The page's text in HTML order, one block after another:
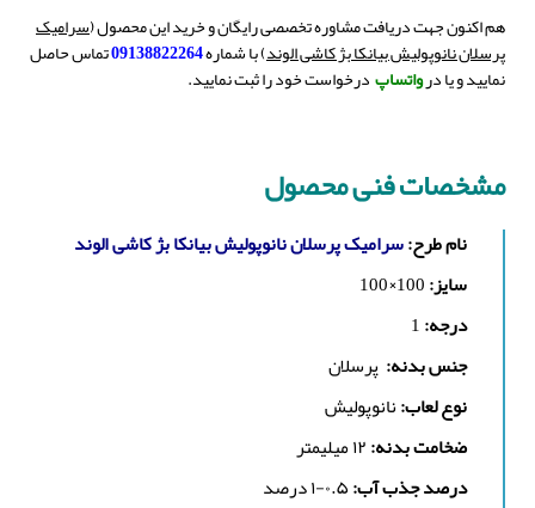
هم اکنون جهت دریافت مشاوره تخصصی رایگان و خرید این محصول (سرامیک
پرسلان نانوپولیش بیانکا بژ کاشی الوند) با شماره09138822264تماس حاصل
نمایید و یا درواتساپدرخواست خود را ثبت نمایید.
مشخصات فنی محصول
نام طرح:سرامیک پرسلان نانوپولیش بیانکا بژ کاشی الوند
سایز:
درجه:
جنس بدنه: پرسلان
نوع لعاب:نانوپولیش
ضخامت بدنه:
درصد جذب آب: